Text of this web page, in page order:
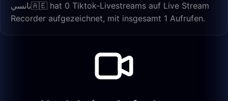
نانسي🇦🇪 hat 0 Tiktok-Livestreams auf Live Stream
Recorder aufgezeichnet, mit insgesamt 1 Aufrufen.